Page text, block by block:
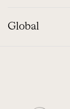
Global